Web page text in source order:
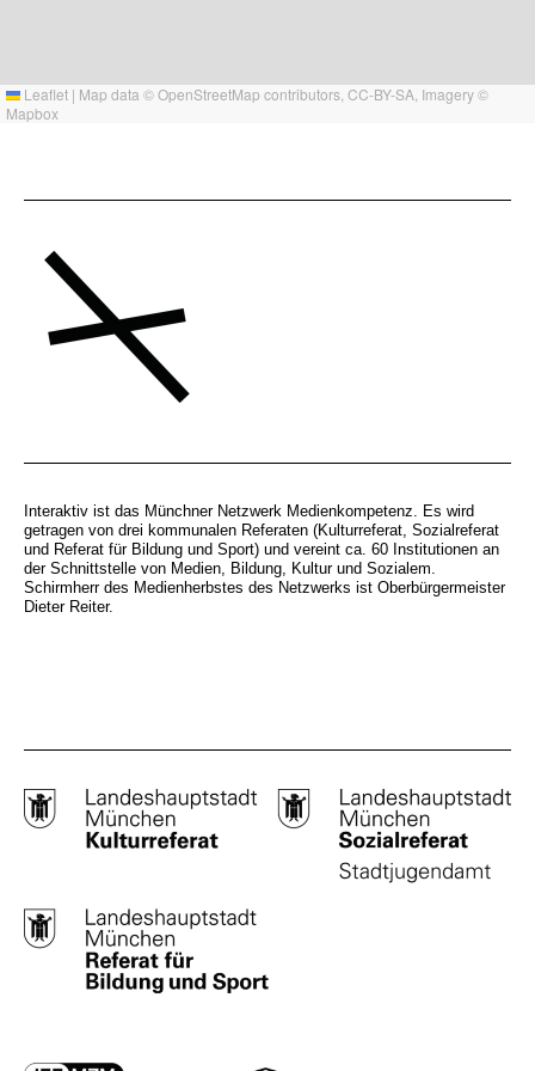
Leaflet | Map data ©OpenStreetMap contributors, CC-BY-SA , Imagery ©
Mapbox
Interaktiv ist das Münchner Netzwerk Medienkompetenz. Es wird
getragen von drei kommunalen Referaten (Kulturreferat, Sozialreferat
und Referat für Bildung und Sport) und vereint ca. 60 Institutionen an
der Schnittstelle von Medien, Bildung, Kultur und Sozialem.
Schirmherr des Medienherbstes des Netzwerks ist Oberbürgermeister
Dieter Reiter.